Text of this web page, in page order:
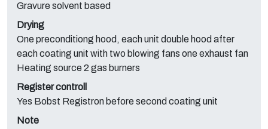
Gravure solvent based
Drying
One preconditiong hood, each unit double hood after
each coating unit with two blowing fans one exhaust fan
Heating source 2 gas burners
Register controll
Yes Bobst Registron before second coating unit
Note